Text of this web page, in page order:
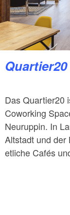
Quartier20
Das Quartier20
Coworking
Neuruppin. In
Altstadt und der
etliche Cafés